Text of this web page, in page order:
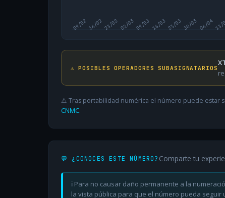
09/0216/0223/02 02/03 09/03 16/03 23/03 30/03 06/04
⚠️ POSIBLES OPERADORES SUBASIGNATARIOS
⚠️ Tras portabilidad numérica el número puede estar
CNMC.
💬 ¿CONOCES ESTE NÚMERO? Comparte tu
ℹ️ Para no causar daño permanente a la
la vista pública para que el número pueda